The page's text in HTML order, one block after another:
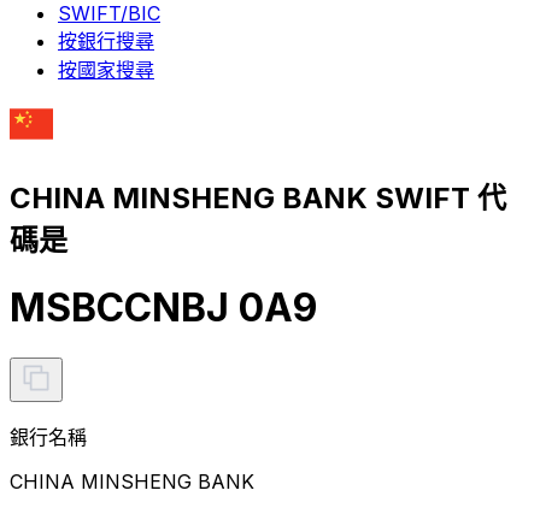
SWIFT/BIC
按銀行搜尋
按國家搜尋
CHINA MINSHENG BANK SWIFT 代
碼是
MSBCCNBJ 0A9
銀行名稱
CHINA MINSHENG BANK